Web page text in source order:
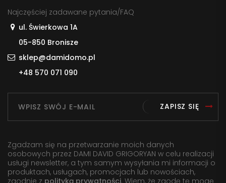
Najczęściej zadawane pytania/FAQ
ul. Świerkowa 1A
05-850 Bronisze
sklep@damidomo.pl
+48 570 071 090
ZAPISZ SIĘ
Zgadzam się na przetwarzanie moich danych
osobowych przez DAMI DAVID GRIGORYAN w celu realizacji
usługi newsletter, a tym samym wysyłania mi informacji o
produktach, usługach, promocjach lub nowościach,